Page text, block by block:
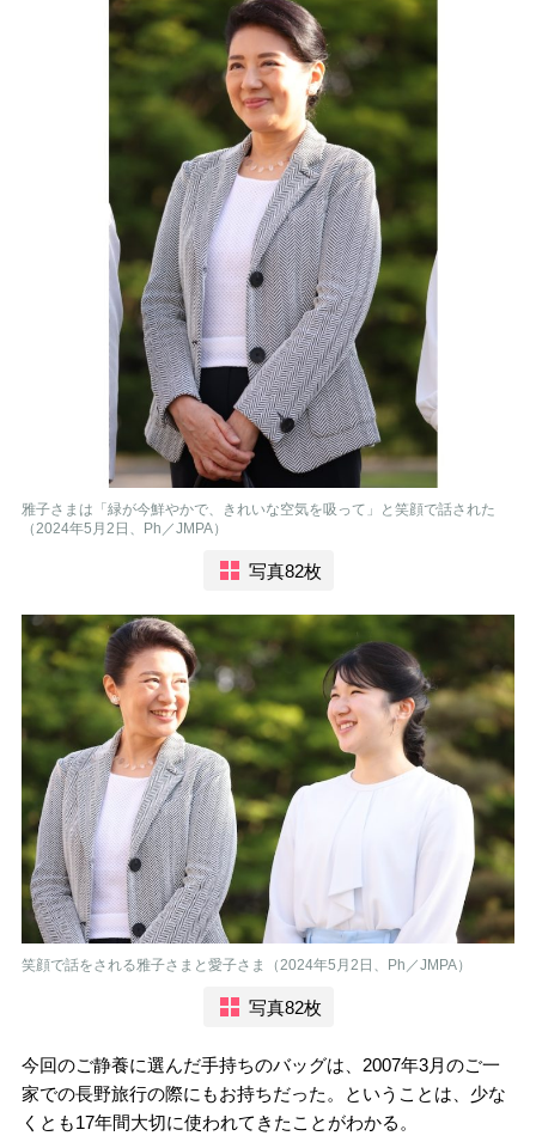
雅子さまは「緑が今鮮やかで、きれいな空気を吸って」と笑顔で話された
（2024年5月2日、Ph／JMPA）
写真82枚
笑顔で話をされる雅子さまと愛子さま（2024年5月2日、Ph／JMPA）
写真82枚
今回のご静養に選んだ手持ちのバッグは、2007年3月のご一
家での長野旅行の際にもお持ちだった。ということは、少な
くとも17年間大切に使われてきたことがわかる。